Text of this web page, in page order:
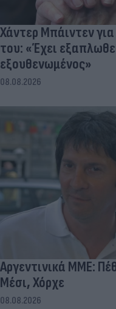
Χάντερ Μπάιντεν
του: «Έχει
εξουθενωμένος»
08.08.2026
Αργεντινικά ΜΜΕ:
Μέσι, Χόρχε
08.08.2026